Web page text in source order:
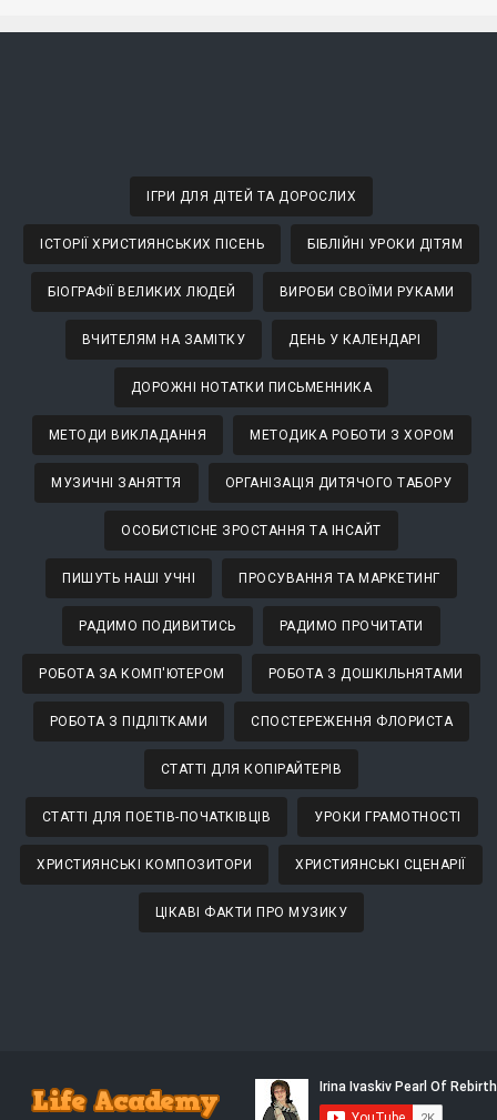
ІГРИ ДЛЯ ДІТЕЙ ТА ДОРОСЛИХ
ІСТОРІЇ ХРИСТИЯНСЬКИХ ПІСЕНЬ БІБЛІЙНІ УРОКИ ДІТЯМ
БІОГРАФІЇ ВЕЛИКИХ ЛЮДЕЙ ВИРОБИ СВОЇМИ РУКАМИ
ВЧИТЕЛЯМ НА ЗАМІТКУ ДЕНЬ У КАЛЕНДАРІ
ДОРОЖНІ НОТАТКИ ПИСЬМЕННИКА
МЕТОДИ ВИКЛАДАННЯ МЕТОДИКА РОБОТИ З ХОРОМ
МУЗИЧНІ ЗАНЯТТЯ ОРГАНІЗАЦІЯ ДИТЯЧОГО ТАБОРУ
ОСОБИСТІСНЕ ЗРОСТАННЯ ТА ІНСАЙТ
ПИШУТЬ НАШІ УЧНІ ПРОСУВАННЯ ТА МАРКЕТИНГ
РАДИМО ПОДИВИТИСЬ РАДИМО ПРОЧИТАТИ
РОБОТА ЗА КОМП'ЮТЕРОМ РОБОТА З ДОШКІЛЬНЯТАМИ
РОБОТА З ПІДЛІТКАМИ СПОСТЕРЕЖЕННЯ ФЛОРИСТА
СТАТТІ ДЛЯ КОПІРАЙТЕРІВ
СТАТТІ ДЛЯ ПОЕТІВ-ПОЧАТКІВЦІВ УРОКИ ГРАМОТНОСТІ
ХРИСТИЯНСЬКІ КОМПОЗИТОРИ ХРИСТИЯНСЬКІ СЦЕНАРІЇ
ЦІКАВІ ФАКТИ ПРО МУЗИКУ